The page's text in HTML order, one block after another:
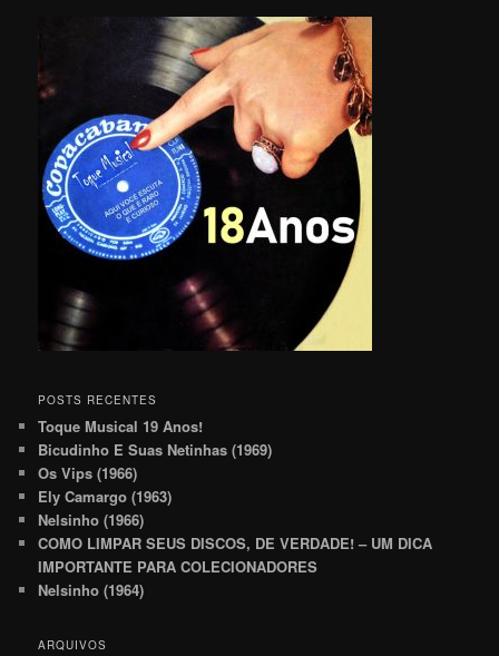
POSTS RECENTES
Toque Musical 19 Anos!
Bicudinho E Suas Netinhas (1969)
Os Vips (1966)
Ely Camargo (1963)
Nelsinho (1966)
COMO LIMPAR SEUS DISCOS, DE VERDADE! – UM DICA
IMPORTANTE PARA COLECIONADORES
Nelsinho (1964)
ARQUIVOS